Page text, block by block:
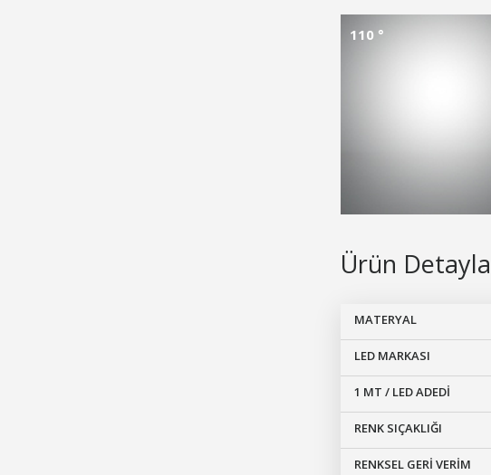
110 °
Ürün
MATERYAL
LED MARKASI
1 MT / LED ADEDİ
RENK SIÇAKLIĞI
RENKSEL GERİ